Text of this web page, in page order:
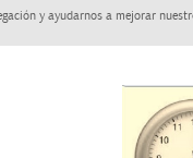
y ayudarnos a mejorar